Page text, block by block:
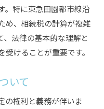
で得られるメリット
要な場面
の重要性
ントと注意点
ポイント
。特に東急田園都市線沿
め、相続税の計算が複雑
、法律の基本的な理解と
けることが重要です。
いて
の権利と義務が伴いま